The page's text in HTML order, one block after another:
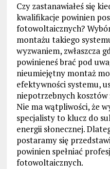
Czy zastanawiałeś się
kwalifikacje powinien
fotowoltaicznych?
montażu takiego
wyzwaniem, zwłaszcza
powinieneś brać pod
nieumiejętny montaż
efektywności systemu,
niepotrzebnych kosztów
Nie ma wątpliwości, że
specjalisty to klucz do
energii słonecznej.
postaramy się
powinien spełniać
fotowoltaicznych.